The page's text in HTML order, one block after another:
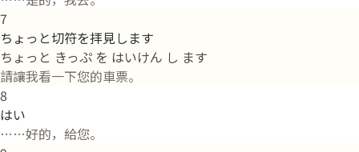
7
ちょっと切符を拝見します
ちょっと きっぷ を はいけん し ます
請讓我看一下您的車票。
8
はい
……好的，給您。